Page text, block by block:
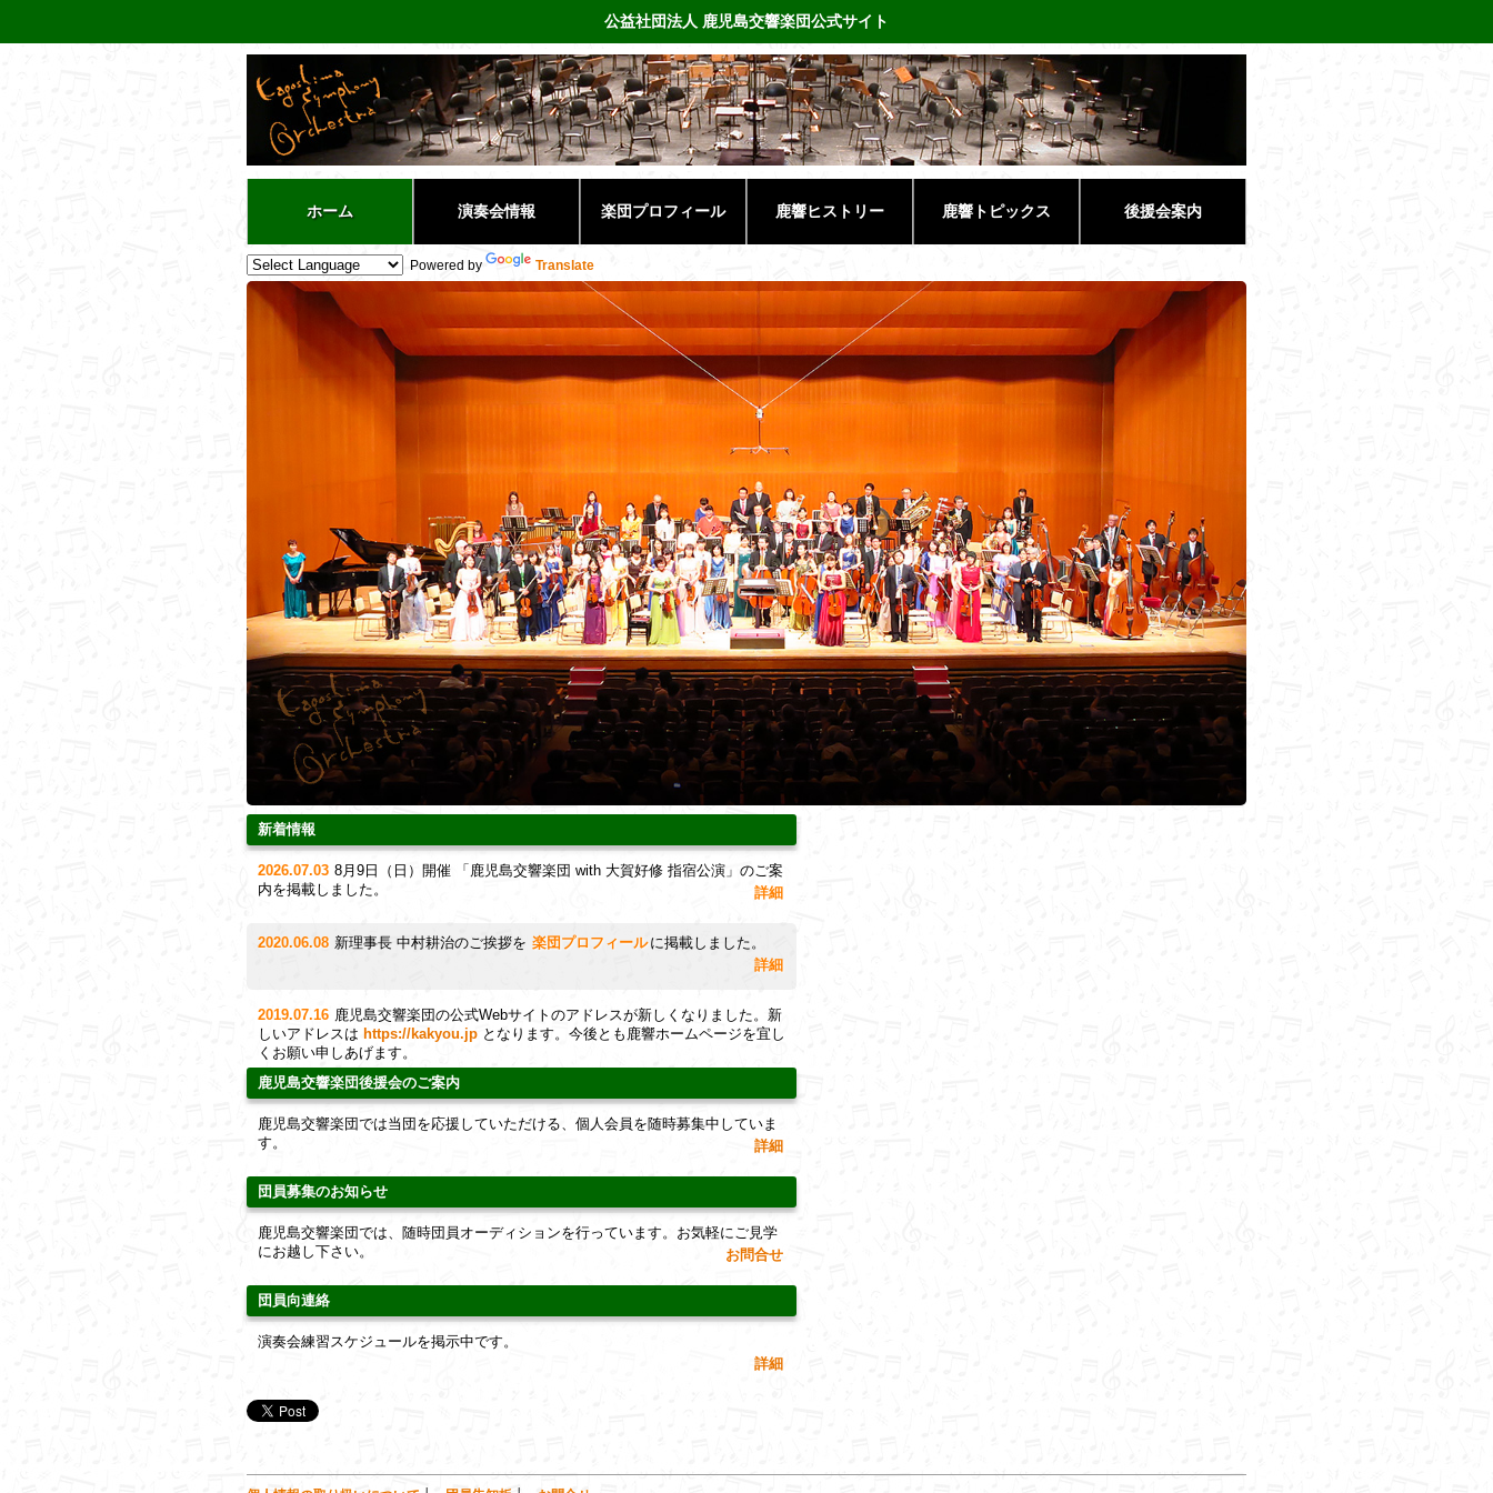
公益社団法人 鹿児島交響楽団公式サイト
ホーム 演奏会情報 楽団プロフィール 鹿響ヒストリー 鹿響トピックス 後援会案内
Powered by Translate
新着情報
2026.07.03 8月9日（日）開催 「鹿児島交響楽団 with 大賀好修 指宿公演」のご案
内を掲載しました。
詳細
2020.06.08 新理事長 中村耕治のご挨拶を 楽団プロフィール に掲載しました。
詳細
2019.07.16 鹿児島交響楽団の公式Webサイトのアドレスが新しくなりました。新
しいアドレスは https://kakyou.jp となります。今後とも鹿響ホームページを宜し
くお願い申しあげます。
鹿児島交響楽団後援会のご案内
鹿児島交響楽団では当団を応援していただける、個人会員を随時募集中していま
す。
詳細
団員募集のお知らせ
鹿児島交響楽団では、随時団員オーディションを行っています。お気軽にご見学
にお越し下さい。
お問合せ
団員向連絡
演奏会練習スケジュールを掲示中です。
詳細